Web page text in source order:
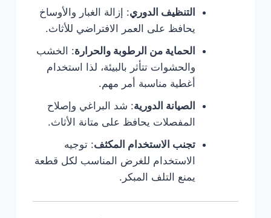
التنظيف الدوري: إزالة الغبار والأوساخ
يحافظ على العمر الافتراضي للأثاث.
الحماية من الرطوبة والحرارة: الخشب
والحشوات تتأثر بالبيئة، لذا استخدام
أغطية مناسبة أمر مهم.
الصيانة الدورية: شد البراغي وإصلاح
المفصلات يحافظ على متانة الأثاث.
تجنب الاستخدام المكثف: توجيه
الاستخدام للغرض المناسب لكل قطعة
يمنع التلف المبكر.